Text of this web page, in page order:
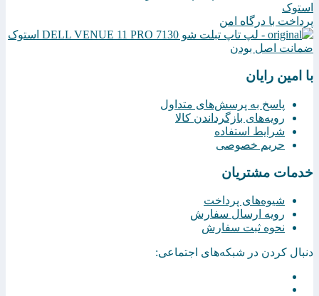
پرداخت با درگاه امن
ضمانت اصل بودن
با امین رایان
پاسخ به پرسش‌های متداول
رویه‌های بازگرداندن کالا
شرایط استفاده
حریم خصوصی
خدمات مشتریان
شیوه‌های پرداخت
رویه ارسال سفارش
نحوه ثبت سفارش
دنبال کردن در شبکه‌های اجتماعی: